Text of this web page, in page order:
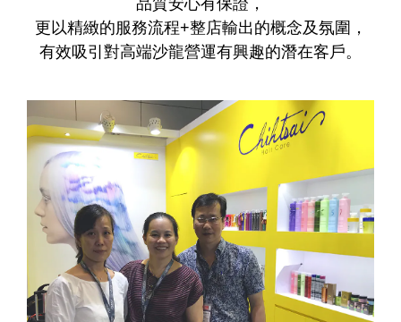
品質安心有保證，
更以精緻的服務流程+整店輸出的概念及氛圍，
有效吸引對高端沙龍營運有興趣的潛在客戶。